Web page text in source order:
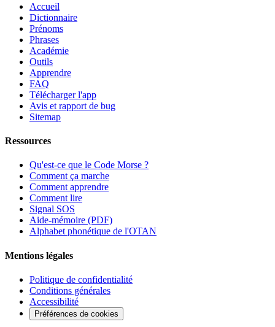
Accueil
Dictionnaire
Prénoms
Phrases
Académie
Outils
Apprendre
FAQ
Télécharger l'app
Avis et rapport de bug
Sitemap
Ressources
Qu'est-ce que le Code Morse ?
Comment ça marche
Comment apprendre
Comment lire
Signal SOS
Aide-mémoire (PDF)
Alphabet phonétique de l'OTAN
Mentions légales
Politique de confidentialité
Conditions générales
Accessibilité
Préférences de cookies